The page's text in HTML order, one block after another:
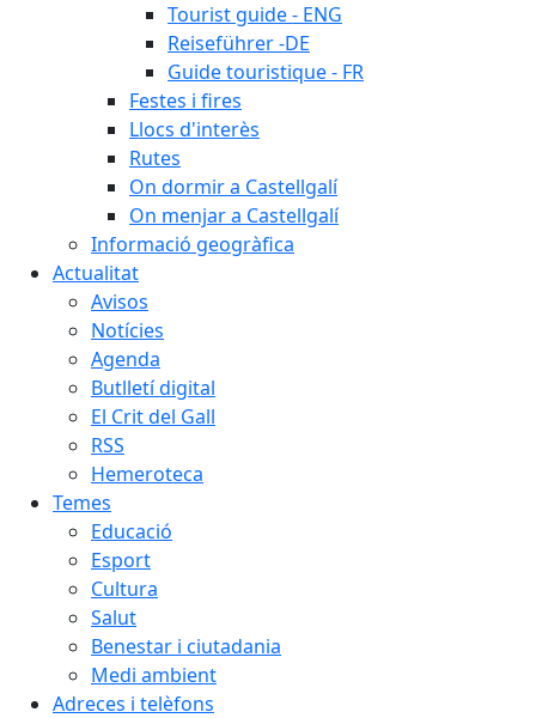
Tourist guide - ENG
Reiseführer -DE
Guide touristique - FR
Festes i fires
Llocs d'interès
Rutes
On dormir a Castellgalí
On menjar a Castellgalí
Informació geogràfica
Actualitat
Avisos
Notícies
Agenda
Butlletí digital
El Crit del Gall
RSS
Hemeroteca
Temes
Educació
Esport
Cultura
Salut
Benestar i ciutadania
Medi ambient
Adreces i telèfons